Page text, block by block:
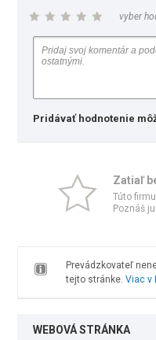
vyber
Pridávať hodnotenie
Zatiaľ
Túto
Poznáš
Prevádzkovateľ
tejto stránke. Viac v
WEBOVÁ STRÁNKA